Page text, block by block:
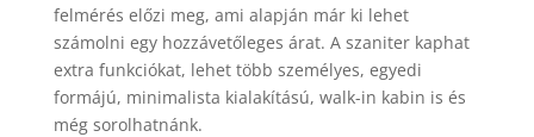
felmérés előzi meg, ami alapján már ki lehet
számolni egy hozzávetőleges árat. A szaniter kaphat
extra funkciókat, lehet több személyes, egyedi
formájú, minimalista kialakítású, walk-in kabin is és
még sorolhatnánk.